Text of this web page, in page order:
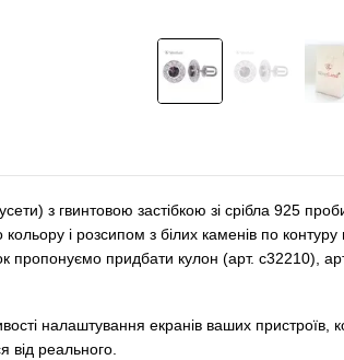
з гвинтовою застібкою зі срібла 925
і розсипом з білих каменів по
пропонуємо придбати кулон (арт. с32210),
налаштування екранів ваших пристроїв,
від реального.